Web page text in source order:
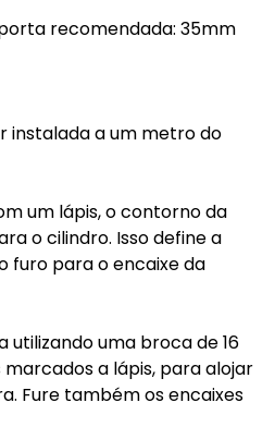
recomendada: 35mm
instalada a um metro do
um lápis, o contorno da
o cilindro. Isso define a
furo para o encaixe da
uma broca de 16
a lápis, para alojar
Fure também os encaixes